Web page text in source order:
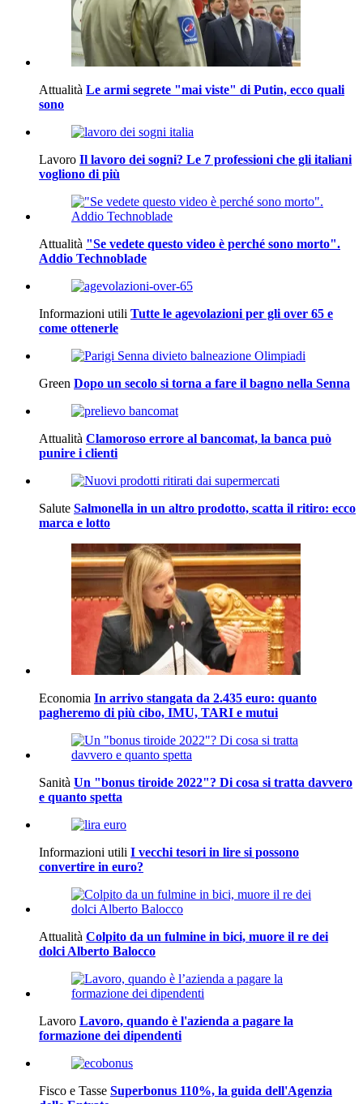
Attualità Le armi segrete "mai viste" di Putin, ecco quali
sono
Lavoro Il lavoro dei sogni? Le 7 professioni che gli italiani
vogliono di più
Attualità "Se vedete questo video è perché sono morto".
Addio Technoblade
Informazioni utili Tutte le agevolazioni per gli over 65 e
come ottenerle
Green Dopo un secolo si torna a fare il bagno nella Senna
Attualità Clamoroso errore al bancomat, la banca può
punire i clienti
Salute Salmonella in un altro prodotto, scatta il ritiro: ecco
marca e lotto
Economia In arrivo stangata da 2.435 euro: quanto
pagheremo di più cibo, IMU, TARI e mutui
Sanità Un "bonus tiroide 2022"? Di cosa si tratta davvero
e quanto spetta
Informazioni utili I vecchi tesori in lire si possono
convertire in euro?
Attualità Colpito da un fulmine in bici, muore il re dei
dolci Alberto Balocco
Lavoro Lavoro, quando è l'azienda a pagare la
formazione dei dipendenti
Fisco e Tasse Superbonus 110%, la guida dell'Agenzia